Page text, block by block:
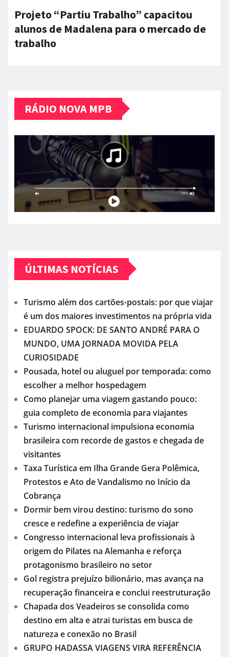
Projeto “Partiu Trabalho” capacitou
alunos de Madalena para o mercado de
trabalho
RÁDIO NOVA MPB
ÚLTIMAS NOTÍCIAS
Turismo além dos cartões-postais: por que viajar
é um dos maiores investimentos na própria vida
EDUARDO SPOCK: DE SANTO ANDRÉ PARA O
MUNDO, UMA JORNADA MOVIDA PELA
CURIOSIDADE
Pousada, hotel ou aluguel por temporada: como
escolher a melhor hospedagem
Como planejar uma viagem gastando pouco:
guia completo de economia para viajantes
Turismo internacional impulsiona economia
brasileira com recorde de gastos e chegada de
visitantes
Taxa Turística em Ilha Grande Gera Polêmica,
Protestos e Ato de Vandalismo no Início da
Cobrança
Dormir bem virou destino: turismo do sono
cresce e redefine a experiência de viajar
Congresso internacional leva profissionais à
origem do Pilates na Alemanha e reforça
protagonismo brasileiro no setor
Gol registra prejuízo bilionário, mas avança na
recuperação financeira e conclui reestruturação
Chapada dos Veadeiros se consolida como
destino em alta e atrai turistas em busca de
natureza e conexão no Brasil
GRUPO HADASSA VIAGENS VIRA REFERÊNCIA